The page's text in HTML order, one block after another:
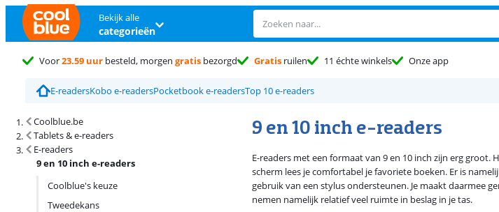
Bekijk alle
categorieën
Voor23.59 uur besteld, morgen gratis bezorgd Gratis ruilen 11 échte winkels Onze app
E-readersKobo e-readersPocketbook e-readersTop 10 e-readers
Coolblue.be
Tablets & e-readers
E-readers
9 en 10 inch e-readers
Coolblue's keuze
Tweedekans
9 en 10 inch e-readers
Zoekresultaten en sortering
E-readers met een formaat van 9 en 10 inch zijn erg
scherm lees je comfortabel je favoriete boeken. Er is
gebruik van een stylus ondersteunen. Je maakt daarmee
nemen namelijk relatief veel ruimte in beslag in je tas.